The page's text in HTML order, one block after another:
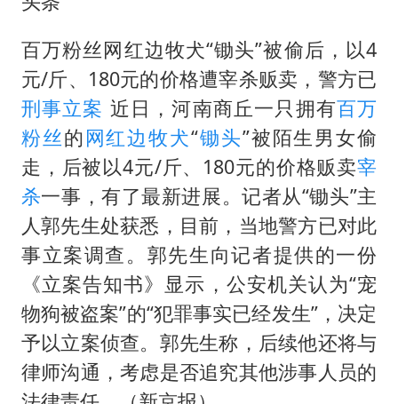
酒店回应车内过夜被收150元
黄金牛市回来了吗
酒店花洒现排泄物住客索赔遭拒
杭州全市有序停课
乐享全民健身 共筑健康中国
百万粉丝网红边牧犬“锄头”被偷后，以4
元/斤、180元的价格遭宰杀贩卖，警方已
刑事立案 近日，河南商丘一只拥有百万
粉丝的 网红边牧犬“锄头”被陌生男女偷
走，后被以4元/斤、180元的价格贩卖宰
杀一事，有了最新进展。记者从“锄头”主
人郭先生处获悉，目前，当地警方已对此
事立案调查。郭先生向记者提供的一份
《立案告知书》显示，公安机关认为“宠
物狗被盗案”的“犯罪事实已经发生”，决定
予以立案侦查。郭先生称，后续他还将与
律师沟通，考虑是否追究其他涉事人员的